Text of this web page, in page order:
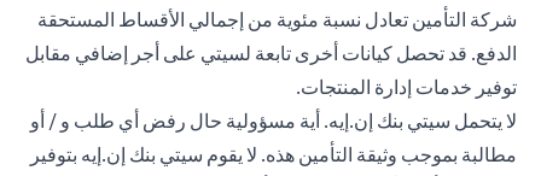
شركة التأمين تعادل نسبة مئوية من إجمالي الأقساط المستحقة
الدفع. قد تحصل كيانات أخرى تابعة لسيتي على أجر إضافي مقابل
توفير خدمات إدارة المنتجات.
لا يتحمل سيتي بنك إن.إيه. أية مسؤولية حال رفض أي طلب و / أو
مطالبة بموجب وثيقة التأمين هذه. لا يقوم سيتي بنك إن.إيه بتوفير